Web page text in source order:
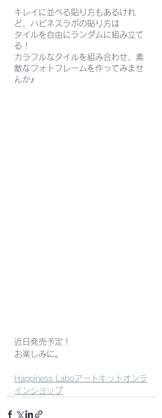
キレイに並べる貼り方もあるけれ
ど、ハピネスラボの貼り方は
タイルを自由にランダムに組み立て
る！
カラフルなタイルを組み合わせ、素
敵なフォトフレームを作ってみませ
んか♪
近日発売予定！
お楽しみに。
Happiness Laboアートキットオンラ
インショップ